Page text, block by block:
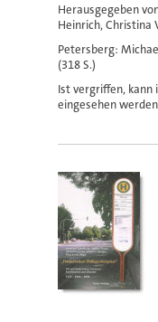
Herausgegeben
Heinrich, Christina
Petersberg:
(318 S.)
Ist vergriffen, kann
eingesehen